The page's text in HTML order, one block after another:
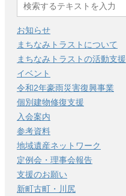
お知らせ
まちなみトラストについて
まちなみトラストの活動支援
イベント
令和2年豪雨災害復興事業
個別建物修復支援
入会案内
参考資料
地域遺産ネットワーク
定例会・理事会報告
支援のお願い
新町古町・川尻